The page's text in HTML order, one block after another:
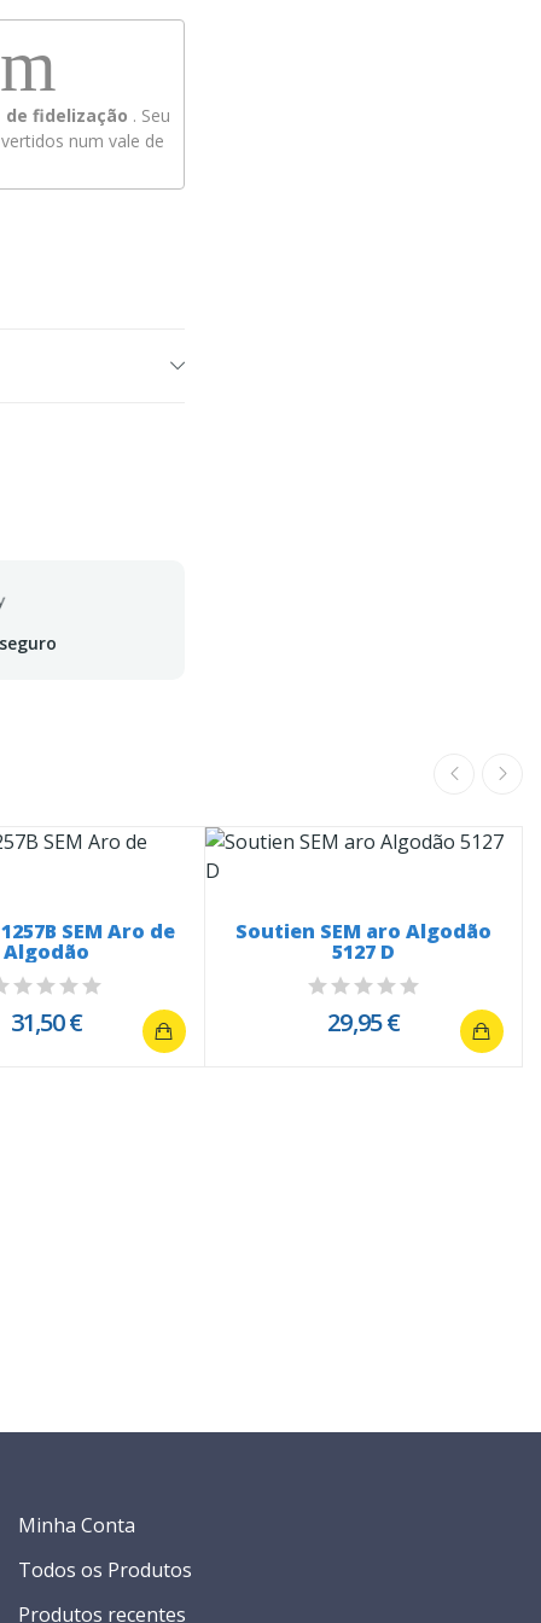
fidelização . Seu
num vale de
SEM Aro de
Algodão
31,50 €
Soutien SEM aro Algodão
5127 D
29,95 €
Minha Conta
Todos os Produtos
Produtos recentes